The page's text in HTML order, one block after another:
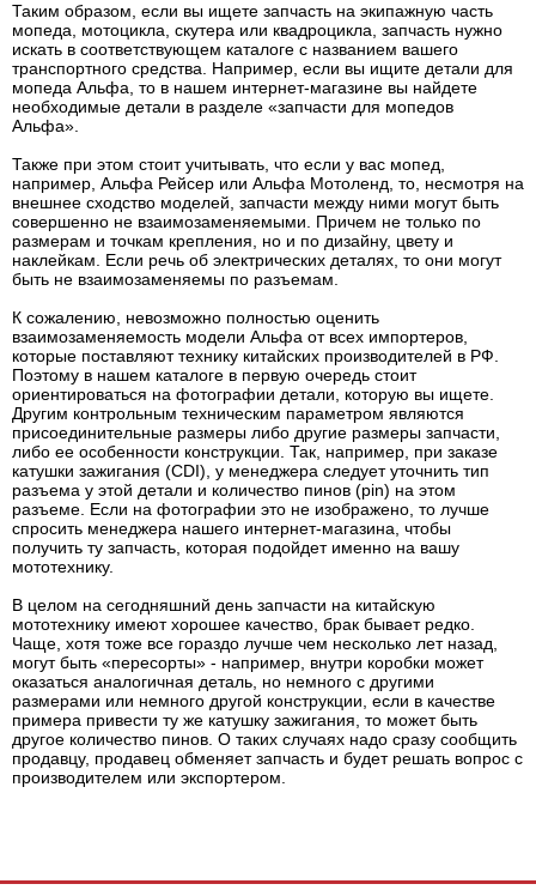
Таким образом, если вы ищете запчасть на экипажную часть
мопеда, мотоцикла, скутера или квадроцикла, запчасть нужно
искать в соответствующем каталоге с названием вашего
транспортного средства. Например, если вы ищите детали для
мопеда Альфа, то в нашем интернет-магазине вы найдете
необходимые детали в разделе «запчасти для мопедов
Альфа».
Также при этом стоит учитывать, что если у вас мопед,
например, Альфа Рейсер или Альфа Мотоленд, то, несмотря на
внешнее сходство моделей, запчасти между ними могут быть
совершенно не взаимозаменяемыми. Причем не только по
размерам и точкам крепления, но и по дизайну, цвету и
наклейкам. Если речь об электрических деталях, то они могут
быть не взаимозаменяемы по разъемам.
К сожалению, невозможно полностью оценить
взаимозаменяемость модели Альфа от всех импортеров,
которые поставляют технику китайских производителей в РФ.
Поэтому в нашем каталоге в первую очередь стоит
ориентироваться на фотографии детали, которую вы ищете.
Другим контрольным техническим параметром являются
присоединительные размеры либо другие размеры запчасти,
либо ее особенности конструкции. Так, например, при заказе
катушки зажигания (CDI), у менеджера следует уточнить тип
разъема у этой детали и количество пинов (pin) на этом
разъеме. Если на фотографии это не изображено, то лучше
спросить менеджера нашего интернет-магазина, чтобы
получить ту запчасть, которая подойдет именно на вашу
мототехнику.
В целом на сегодняшний день запчасти на китайскую
мототехнику имеют хорошее качество, брак бывает редко.
Чаще, хотя тоже все гораздо лучше чем несколько лет назад,
могут быть «пересорты» - например, внутри коробки может
оказаться аналогичная деталь, но немного с другими
размерами или немного другой конструкции, если в качестве
примера привести ту же катушку зажигания, то может быть
другое количество пинов. О таких случаях надо сразу сообщить
продавцу, продавец обменяет запчасть и будет решать вопрос с
производителем или экспортером.